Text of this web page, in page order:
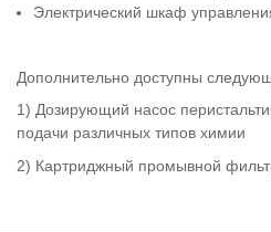
Электрический шкаф
Дополнительно доступны
1) Дозирующий насос
подачи различных типов химии
2) Картриджный промывной